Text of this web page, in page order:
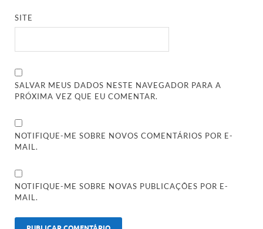
SITE
SALVAR MEUS DADOS NESTE NAVEGADOR PARA A
PRÓXIMA VEZ QUE EU COMENTAR.
NOTIFIQUE-ME SOBRE NOVOS COMENTÁRIOS POR E-
MAIL.
NOTIFIQUE-ME SOBRE NOVAS PUBLICAÇÕES POR E-
MAIL.